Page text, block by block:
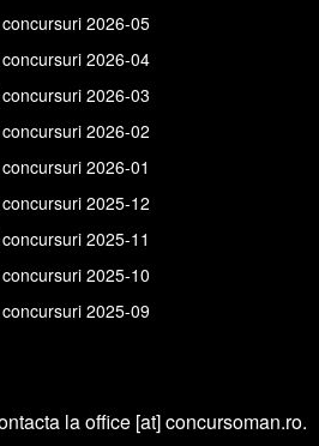
2026-05
2026-04
2026-03
2026-02
2026-01
2025-12
2025-11
2025-10
2025-09
la office [at] concursoman.ro.